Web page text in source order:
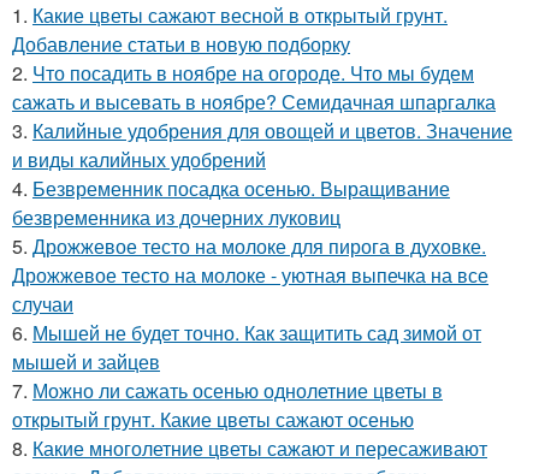
1. Какие цветы сажают весной в открытый грунт.
Добавление статьи в новую подборку
2. Что посадить в ноябре на огороде. Что мы будем
сажать и высевать в ноябре? Семидачная шпаргалка
3. Калийные удобрения для овощей и цветов. Значение
и виды калийных удобрений
4. Безвременник посадка осенью. Выращивание
безвременника из дочерних луковиц
5. Дрожжевое тесто на молоке для пирога в духовке.
Дрожжевое тесто на молоке - уютная выпечка на все
случаи
6. Мышей не будет точно. Как защитить сад зимой от
мышей и зайцев
7. Можно ли сажать осенью однолетние цветы в
открытый грунт. Какие цветы сажают осенью
8. Какие многолетние цветы сажают и пересаживают